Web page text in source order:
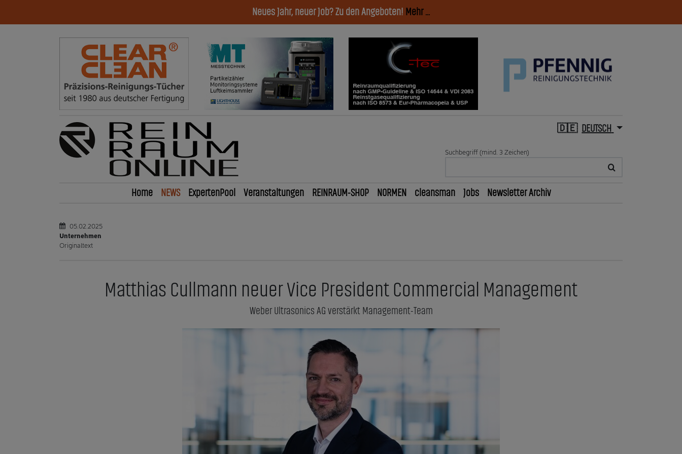
Neues Jahr, neuer Job? Zu den Angeboten! Mehr ...
DEUTSCH
Suchbegriff (mind. 3 Zeichen)
Home NEWS ExpertenPool Veranstaltungen REINRAUM-SHOP NORMEN cleansman Jobs Newsletter Archiv
05.02.2025
Unternehmen
Originaltext
Matthias Cullmann neuer Vice President Commercial Management
Weber Ultrasonics AG verstärkt Management-Team